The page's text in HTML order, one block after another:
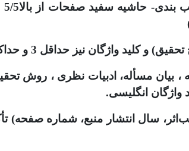
بیان مسأله، ادبیات نظری ، روش
واژگان انگلیسی.
سال انتشار منبع، شماره صفحه)